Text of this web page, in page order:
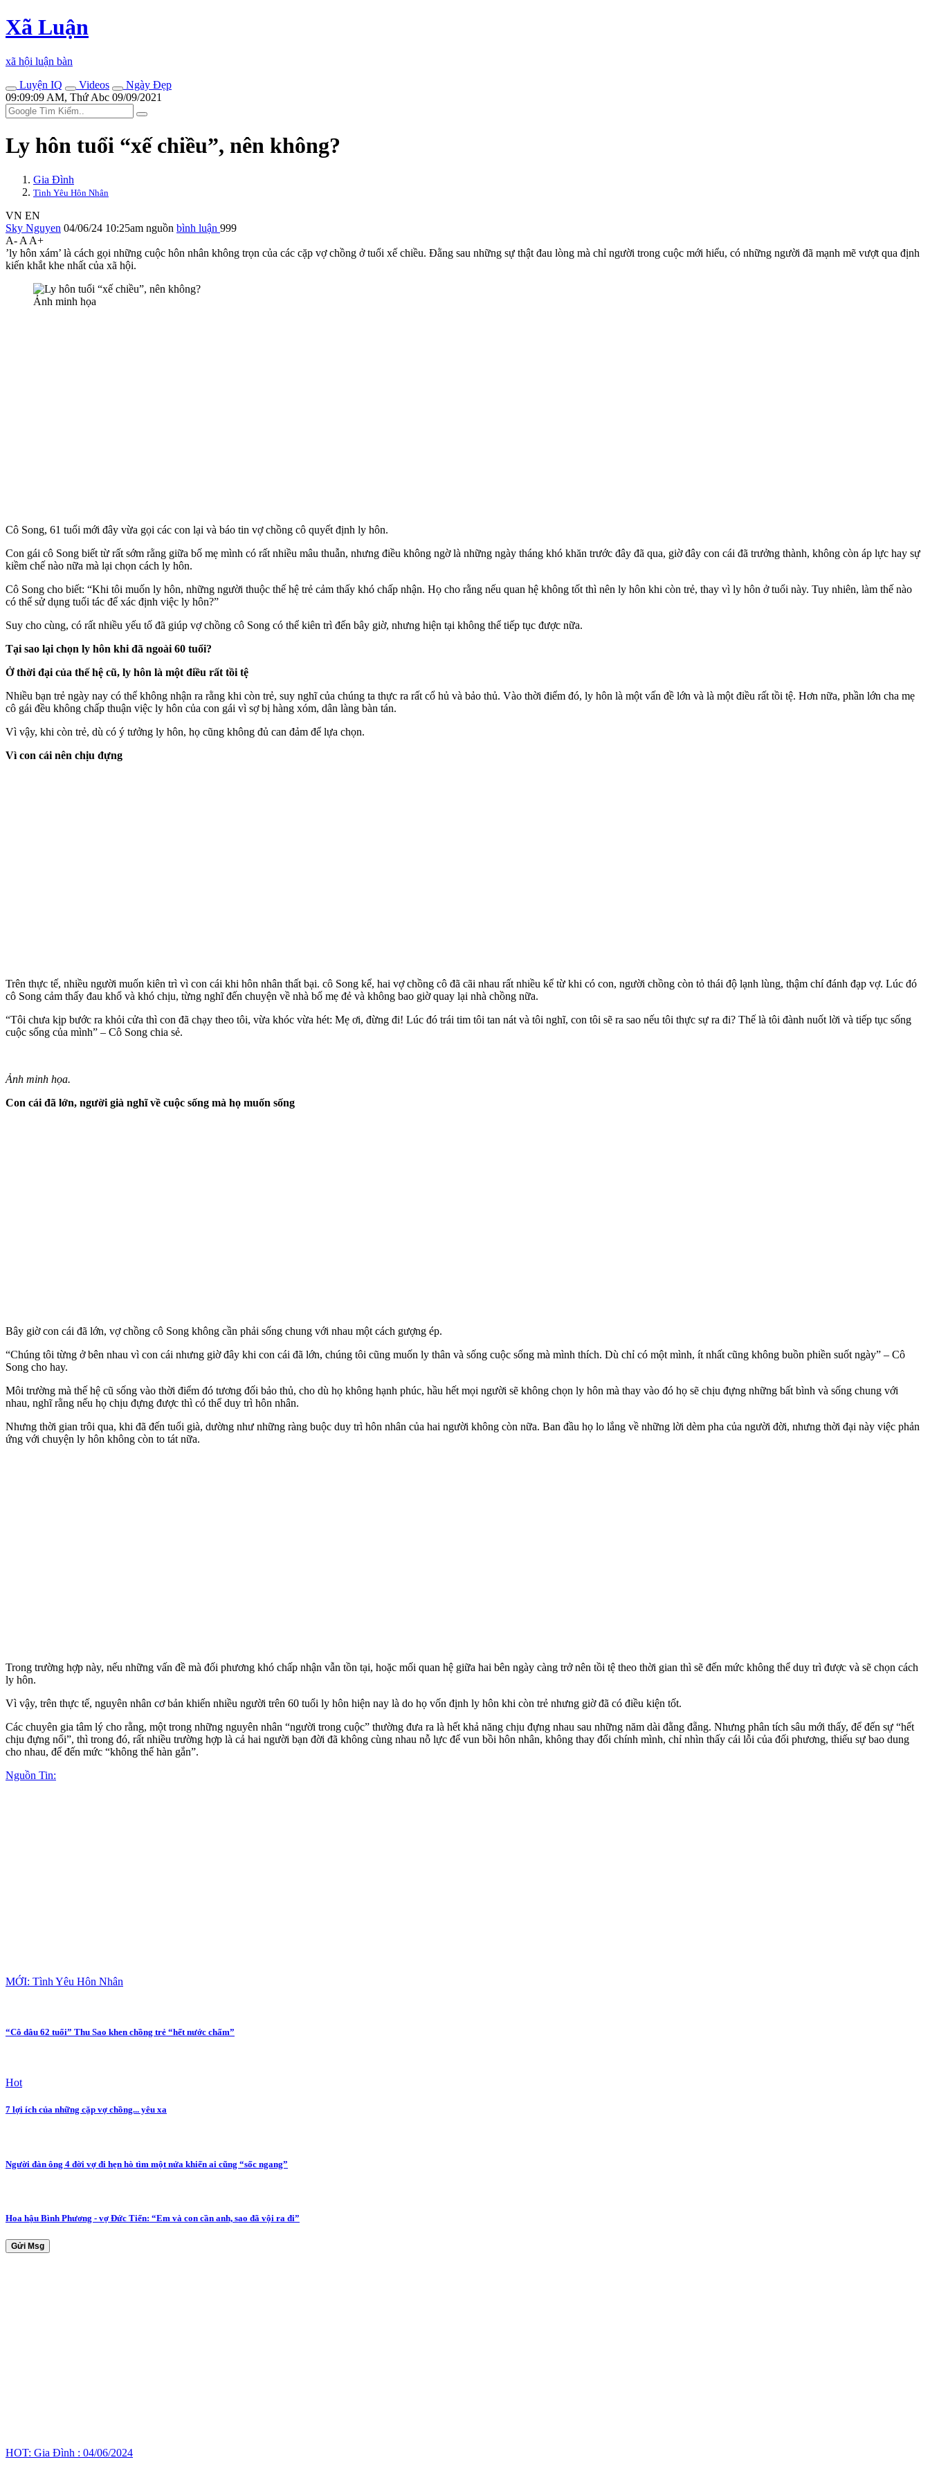
Xã Luận
xã hội luận bàn
Luyện IQ
Videos
Ngày Đẹp
09:09:09 AM, Thứ Abc 09/09/2021
Ly hôn tuổi “xế chiều”, nên không?
Gia Đình
Tình Yêu Hôn Nhân
VN EN
Sky Nguyen 04/06/24 10:25am nguồn bình luận 999
A- A A+
’ly hôn xám’ là cách gọi những cuộc hôn nhân không trọn của các cặp vợ chồng ở tuổi xế chiều. Đằng sau những sự thật đau lòng mà chỉ người trong cuộc mới hiểu, có những người đã mạnh mẽ vượt qua định
kiến khắt khe nhất của xã hội.
Ảnh minh họa
Cô Song, 61 tuổi mới đây vừa gọi các con lại và báo tin vợ chồng cô quyết định ly hôn.
Con gái cô Song biết từ rất sớm rằng giữa bố mẹ mình có rất nhiều mâu thuẫn, nhưng điều không ngờ là những ngày tháng khó khăn trước đây đã qua, giờ đây con cái đã trưởng thành, không còn áp lực hay sự
kiềm chế nào nữa mà lại chọn cách ly hôn.
Cô Song cho biết: “Khi tôi muốn ly hôn, những người thuộc thế hệ trẻ cảm thấy khó chấp nhận. Họ cho rằng nếu quan hệ không tốt thì nên ly hôn khi còn trẻ, thay vì ly hôn ở tuổi này. Tuy nhiên, làm thế nào
có thể sử dụng tuổi tác để xác định việc ly hôn?”
Suy cho cùng, có rất nhiều yếu tố đã giúp vợ chồng cô Song có thể kiên trì đến bây giờ, nhưng hiện tại không thể tiếp tục được nữa.
Tại sao lại chọn ly hôn khi đã ngoài 60 tuổi?
Ở thời đại của thế hệ cũ, ly hôn là một điều rất tồi tệ
Nhiều bạn trẻ ngày nay có thể không nhận ra rằng khi còn trẻ, suy nghĩ của chúng ta thực ra rất cổ hủ và bảo thủ. Vào thời điểm đó, ly hôn là một vấn đề lớn và là một điều rất tồi tệ. Hơn nữa, phần lớn cha mẹ
cô gái đều không chấp thuận việc ly hôn của con gái vì sợ bị hàng xóm, dân làng bàn tán.
Vì vậy, khi còn trẻ, dù có ý tưởng ly hôn, họ cũng không đủ can đảm để lựa chọn.
Vì con cái nên chịu đựng
Trên thực tế, nhiều người muốn kiên trì vì con cái khi hôn nhân thất bại. cô Song kể, hai vợ chồng cô đã cãi nhau rất nhiều kể từ khi có con, người chồng còn tỏ thái độ lạnh lùng, thậm chí đánh đạp vợ. Lúc đó
cô Song cảm thấy đau khổ và khó chịu, từng nghĩ đến chuyện về nhà bố mẹ đẻ và không bao giờ quay lại nhà chồng nữa.
“Tôi chưa kịp bước ra khỏi cửa thì con đã chạy theo tôi, vừa khóc vừa hét: Mẹ ơi, đừng đi! Lúc đó trái tim tôi tan nát và tôi nghĩ, con tôi sẽ ra sao nếu tôi thực sự ra đi? Thế là tôi đành nuốt lời và tiếp tục sống
cuộc sống của mình” – Cô Song chia sẻ.
Ảnh minh họa.
Con cái đã lớn, người già nghĩ về cuộc sống mà họ muốn sống
Bây giờ con cái đã lớn, vợ chồng cô Song không cần phải sống chung với nhau một cách gượng ép.
“Chúng tôi từng ở bên nhau vì con cái nhưng giờ đây khi con cái đã lớn, chúng tôi cũng muốn ly thân và sống cuộc sống mà mình thích. Dù chỉ có một mình, ít nhất cũng không buồn phiền suốt ngày” – Cô
Song cho hay.
Môi trường mà thế hệ cũ sống vào thời điểm đó tương đối bảo thủ, cho dù họ không hạnh phúc, hầu hết mọi người sẽ không chọn ly hôn mà thay vào đó họ sẽ chịu đựng những bất bình và sống chung với
nhau, nghĩ rằng nếu họ chịu đựng được thì có thể duy trì hôn nhân.
Nhưng thời gian trôi qua, khi đã đến tuổi già, dường như những ràng buộc duy trì hôn nhân của hai người không còn nữa. Ban đầu họ lo lắng về những lời dèm pha của người đời, nhưng thời đại này việc phản
ứng với chuyện ly hôn không còn to tát nữa.
Trong trường hợp này, nếu những vấn đề mà đối phương khó chấp nhận vẫn tồn tại, hoặc mối quan hệ giữa hai bên ngày càng trở nên tồi tệ theo thời gian thì sẽ đến mức không thể duy trì được và sẽ chọn cách
ly hôn.
Vì vậy, trên thực tế, nguyên nhân cơ bản khiến nhiều người trên 60 tuổi ly hôn hiện nay là do họ vốn định ly hôn khi còn trẻ nhưng giờ đã có điều kiện tốt.
Các chuyên gia tâm lý cho rằng, một trong những nguyên nhân “người trong cuộc” thường đưa ra là hết khả năng chịu đựng nhau sau những năm dài đằng đẵng. Nhưng phân tích sâu mới thấy, để đến sự “hết
chịu đựng nổi”, thì trong đó, rất nhiều trường hợp là cả hai người bạn đời đã không cùng nhau nỗ lực để vun bồi hôn nhân, không thay đổi chính mình, chỉ nhìn thấy cái lỗi của đối phương, thiếu sự bao dung
cho nhau, để đến mức “không thể hàn gắn”.
Nguồn Tin:
MỚI: Tình Yêu Hôn Nhân
“Cô dâu 62 tuổi” Thu Sao khen chồng trẻ “hết nước chấm”
Hot
7 lợi ích của những cặp vợ chồng... yêu xa
Người đàn ông 4 đời vợ đi hẹn hò tìm một nửa khiến ai cũng “sốc ngang”
Hoa hậu Bình Phương - vợ Đức Tiến: “Em và con cần anh, sao đã vội ra đi”
Gửi Msg
HOT: Gia Đình : 04/06/2024